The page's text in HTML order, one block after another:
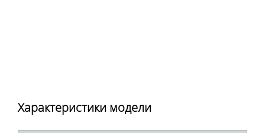
Характеристики модели